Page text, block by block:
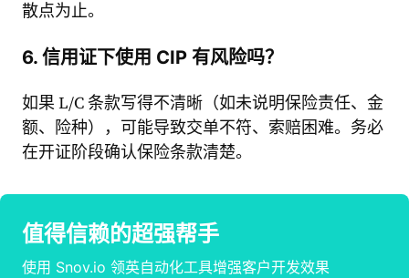
散点为止。
6. 信用证下使用 CIP 有风险吗？
如果 L/C 条款写得不清晰（如未说明保险责任、金
额、险种），可能导致交单不符、索赔困难。务必
在开证阶段确认保险条款清楚。
值得信赖的超强帮手
使用 Snov.io 领英自动化工具增强客户开发效果